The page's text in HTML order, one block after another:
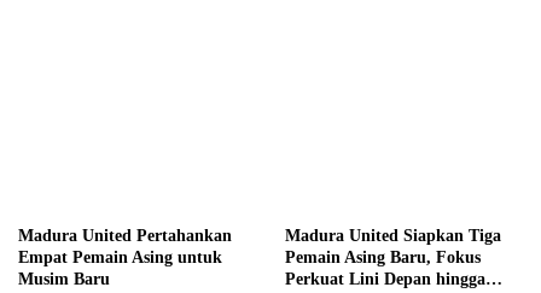
Madura United Pertahankan
Empat Pemain Asing untuk
Musim Baru
Madura United Siapkan Tiga
Pemain Asing Baru, Fokus
Perkuat Lini Depan hingga